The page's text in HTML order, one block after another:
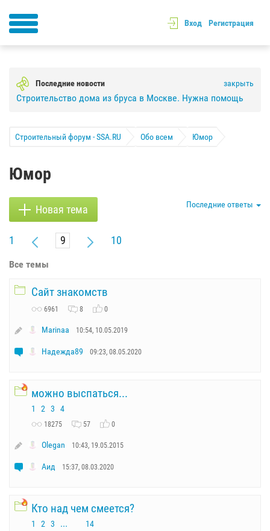
Вход Регистрация
Последние новости закрыть
Строительство дома из бруса в Москве. Нужна помощь
Строительный форум - SSA.RU Обо всем Юмор
Юмор
1 10
Новая тема Последние ответы
Все темы
Сайт знакомств
6961 8 0
Marinaа 10:54, 10.05.2019
Надежда89 09:23, 08.05.2020
можно выспаться...
1 2 3 4
18275 57 0
Olegan 10:43, 19.05.2015
Аид 15:37, 08.03.2020
Кто над чем смеется?
1 2 3 ... 14